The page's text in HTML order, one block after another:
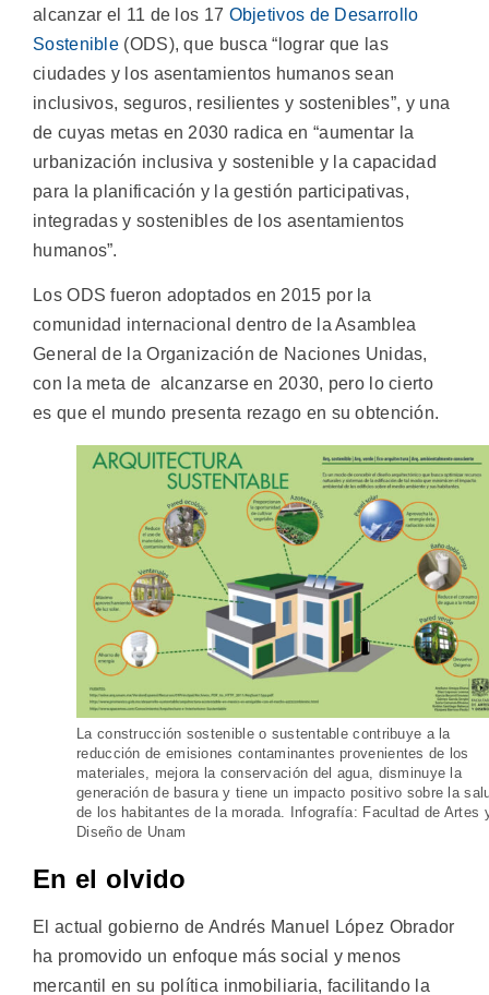
alcanzar el 11 de los 17 Objetivos de Desarrollo
Sostenible (ODS), que busca “lograr que las
ciudades y los asentamientos humanos sean
inclusivos, seguros, resilientes y sostenibles”, y una
de cuyas metas en 2030 radica en “aumentar la
urbanización inclusiva y sostenible y la capacidad
para la planificación y la gestión participativas,
integradas y sostenibles de los asentamientos
humanos”.
Los ODS fueron adoptados en 2015 por la
comunidad internacional dentro de la Asamblea
General de la Organización de Naciones Unidas,
con la meta de alcanzarse en 2030, pero lo cierto
es que el mundo presenta rezago en su obtención.
La construcción sostenible o sustentable contribuye a la
reducción de emisiones contaminantes provenientes de los
materiales, mejora la conservación del agua, disminuye la
generación de basura y tiene un impacto positivo sobre la
de los habitantes de la morada. Infografía: Facultad de Artes
Diseño de Unam
En el olvido
El actual gobierno de Andrés Manuel López Obrador
ha promovido un enfoque más social y menos
mercantil en su política inmobiliaria, facilitando la